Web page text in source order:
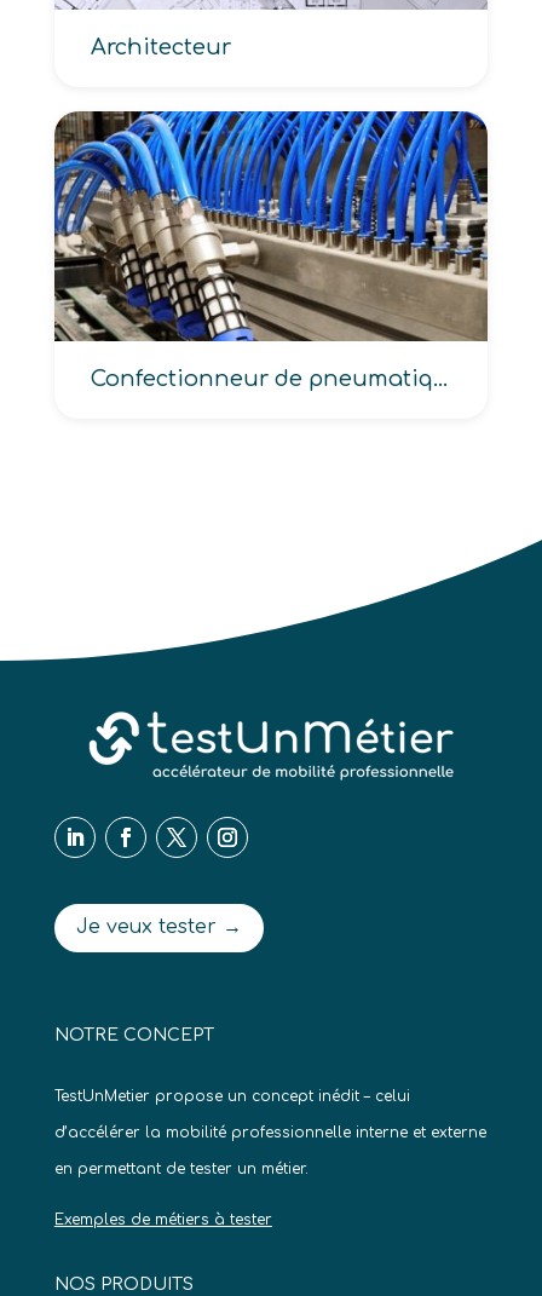
Architecteur
Confectionneur de pneumatiques
Je veux tester →
NOTRE CONCEPT
TestUnMetier propose un concept inédit – celui
d’accélérer la mobilité professionnelle interne et externe
en permettant de tester un métier.
Exemples de métiers à tester
NOS PRODUITS